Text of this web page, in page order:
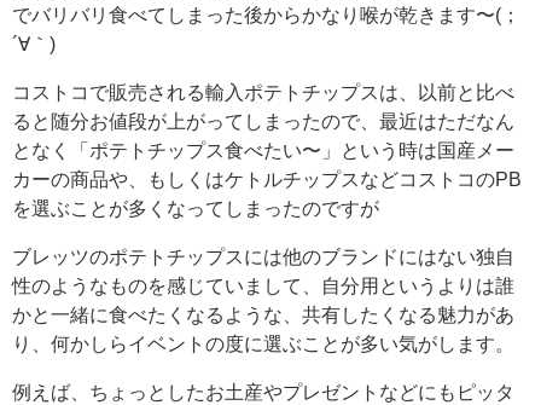
でバリバリ食べてしまった後からかなり喉が乾きます〜(；
´∀｀)
コストコで販売される輸入ポテトチップスは、以前と比べ
ると随分お値段が上がってしまったので、最近はただなん
となく「ポテトチップス食べたい〜」という時は国産メー
カーの商品や、もしくはケトルチップスなどコストコのPB
を選ぶことが多くなってしまったのですが
ブレッツのポテトチップスには他のブランドにはない独自
性のようなものを感じていまして、自分用というよりは誰
かと一緒に食べたくなるような、共有したくなる魅力があ
り、何かしらイベントの度に選ぶことが多い気がします。
例えば、ちょっとしたお土産やプレゼントなどにもピッタ